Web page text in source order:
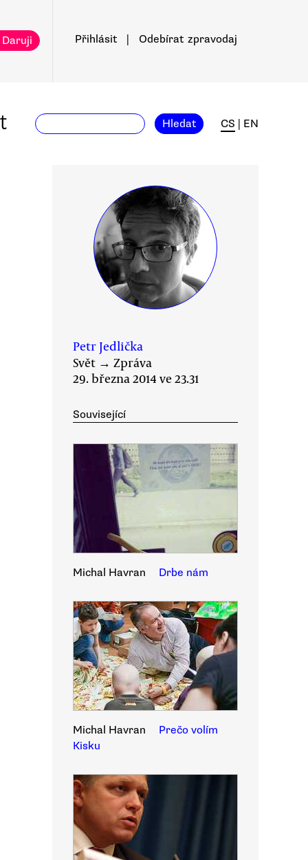
Přihlásit Odebírat zpravodaj
Hledat CS EN
Petr Jedlička
Svět → Zpráva
29. března 2014 ve 23.31
Související
Michal Havran Drbe nám
Michal Havran
Prečo volím
Kisku